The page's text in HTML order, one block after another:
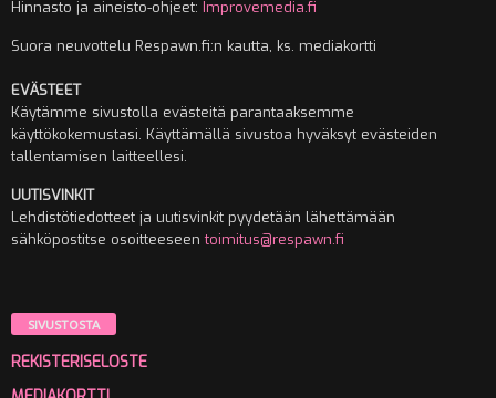
Hinnasto ja aineisto-ohjeet: Improvemedia.fi
Suora neuvottelu Respawn.fi:n kautta, ks. mediakortti
EVÄSTEET
Käytämme sivustolla evästeitä parantaaksemme
käyttökokemustasi. Käyttämällä sivustoa hyväksyt evästeiden
tallentamisen laitteellesi.
UUTISVINKIT
Lehdistötiedotteet ja uutisvinkit pyydetään lähettämään
sähköpostitse osoitteeseentoimitus@respawn.fi
SIVUSTOSTA
REKISTERISELOSTE